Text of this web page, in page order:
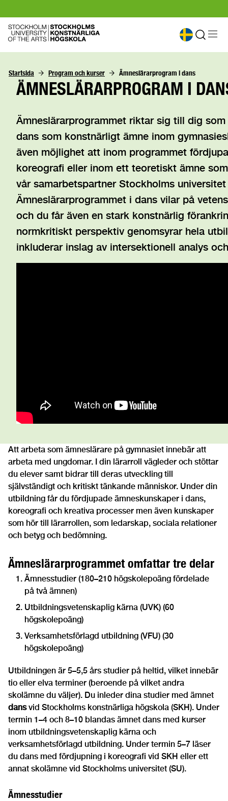
Startsida Program och kurser Ämneslärarprogram i dans
ÄMNESLÄRARPROGRAM I
Ämneslärarprogrammet riktar sig till dig
dans som konstnärligt ämne inom
även möjlighet att inom programmet
koreografi eller inom ett teoretiskt ämne
vår samarbetspartner Stockholms universitet
Ämneslärarprogrammet i dans vilar på
och du får även en stark konstnärlig
normkritiskt perspektiv genomsyrar hela
inkluderar inslag av intersektionell analys
Att arbeta som ämneslärare på gymnasiet innebär att
arbeta med ungdomar. I din lärarroll vägleder och stöttar
du elever samt bidrar till deras utveckling till
självständigt och kritiskt tänkande människor. Under din
utbildning får du fördjupade ämneskunskaper i dans,
koreografi och kreativa processer men även kunskaper
som hör till lärarrollen, som ledarskap, sociala relationer
och betyg och bedömning.
Ämneslärarprogrammet omfattar tre delar
Ämnesstudier (180–210 högskolepoäng fördelade
på två ämnen)
Utbildningsvetenskaplig kärna (UVK) (60
högskolepoäng)
Verksamhetsförlagd utbildning (VFU) (30
högskolepoäng)
Utbildningen är 5–5,5 års studier på heltid, vilket innebär
tio eller elva terminer (beroende på vilket andra
skolämne du väljer). Du inleder dina studier med ämnet
dansvid Stockholms konstnärliga högskola (SKH). Under
termin 1–4 och 8–10 blandas ämnet dans med kurser
inom utbildningsvetenskaplig kärna och
verksamhetsförlagd utbildning. Under termin 5–7 läser
du dans med fördjupning i koreografi vid SKH eller ett
annat skolämne vid Stockholms universitet (SU).
Ämnesstudier